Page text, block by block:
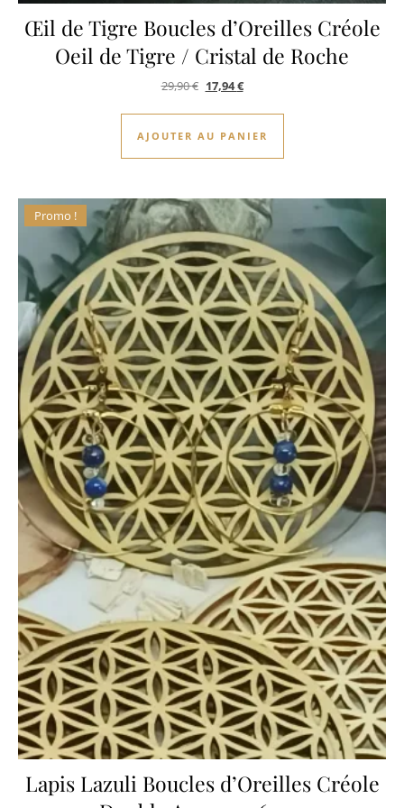
Œil de Tigre Boucles d’Oreilles Créole
Oeil de Tigre / Cristal de Roche
29,90€ Le prix initial était : 29,90 €.
17,94€Le prix actuel est : 17,94 €.
AJOUTER AU PANIER
Promo !
Lapis Lazuli Boucles d’Oreilles Créole